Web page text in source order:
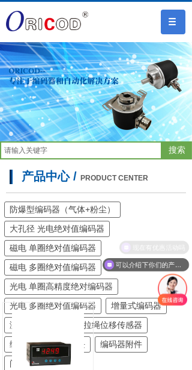
搜索
产品中心 / PRODUCT CENTER
防爆型编码器（气体+粉尘）
大孔径 光电绝对值编码器
磁电 单圈绝对值编码器
磁电 多圈绝对值编码器
光电 单圈高精度绝对编码器
光电 多圈绝对值编码器
增量式编码器
测速专用编码器
拉绳位移传感器
编码器信号仪表模块
编码器附件
闸门开度荷重仪
现在有优惠活动吗